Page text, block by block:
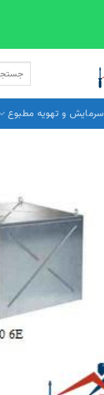
جستجو
برای:
سرمایش و تهویه مطبوع